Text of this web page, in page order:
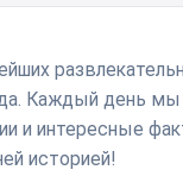
Каждый день
и интересные
историей!